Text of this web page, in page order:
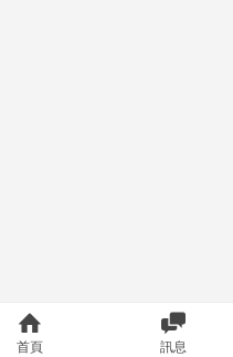
首頁 訊息